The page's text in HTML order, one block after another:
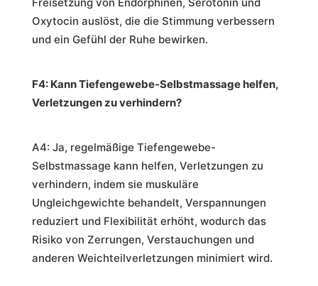
Oxytocin auslöst, die die Stimmung verbessern
und ein Gefühl der Ruhe bewirken.
F4: Kann Tiefengewebe-Selbstmassage helfen,
Verletzungen zu verhindern?
A4: Ja, regelmäßige Tiefengewebe-
Selbstmassage kann helfen, Verletzungen zu
verhindern, indem sie muskuläre
Ungleichgewichte behandelt, Verspannungen
reduziert und Flexibilität erhöht, wodurch das
Risiko von Zerrungen, Verstauchungen und
anderen Weichteilverletzungen minimiert wird.